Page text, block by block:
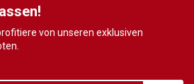
von unseren exklusiven